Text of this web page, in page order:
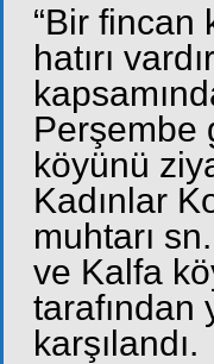
“Bir fincan
hatırı
Perşembe
köyünü
Kadınlar
muhtarı
ve Kalfa
tarafından
karşılandı.